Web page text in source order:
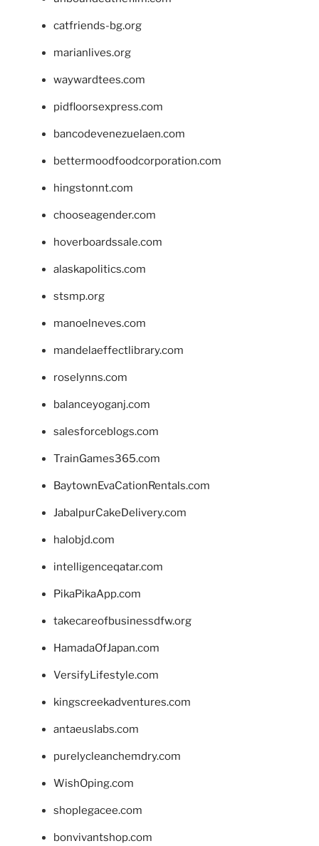
catfriends-bg.org
marianlives.org
waywardtees.com
pidfloorsexpress.com
bancodevenezuelaen.com
bettermoodfoodcorporation.com
hingstonnt.com
chooseagender.com
hoverboardssale.com
alaskapolitics.com
stsmp.org
manoelneves.com
mandelaeffectlibrary.com
roselynns.com
balanceyoganj.com
salesforceblogs.com
TrainGames365.com
BaytownEvaCationRentals.com
JabalpurCakeDelivery.com
halobjd.com
intelligenceqatar.com
PikaPikaApp.com
takecareofbusinessdfw.org
HamadaOfJapan.com
VersifyLifestyle.com
kingscreekadventures.com
antaeuslabs.com
purelycleanchemdry.com
WishOping.com
shoplegacee.com
bonvivantshop.com